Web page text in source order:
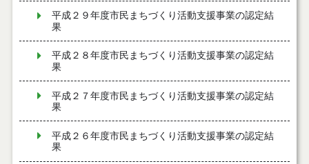
平成２９年度市民まちづくり活動支援事業の認定結
果
平成２８年度市民まちづくり活動支援事業の認定結
果
平成２７年度市民まちづくり活動支援事業の認定結
果
平成２６年度市民まちづくり活動支援事業の認定結
果